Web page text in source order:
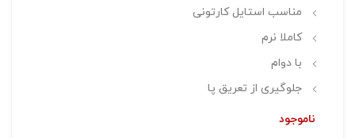
مناسب استایل کارتونی
کاملا نرم
با دوام
جلوگیری از تعریق پا
ناموجود